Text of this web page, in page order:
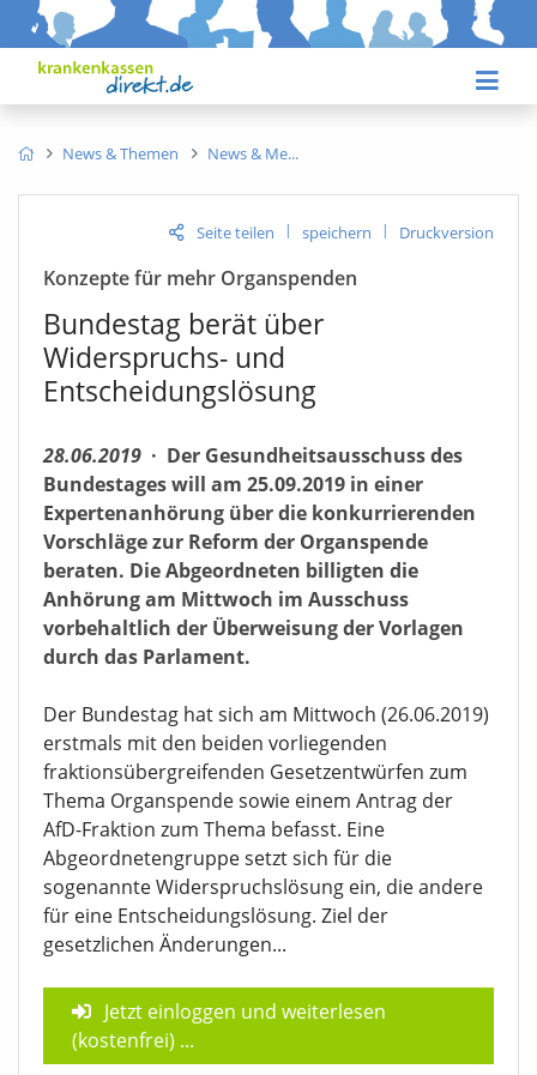
News & Themen News & Me
Seite teilen | speichern | Druckversion
Konzepte für mehr Organspenden
Bundestag berät über
Widerspruchs- und
Entscheidungslösung
28.06.2019 · Der Gesundheitsausschuss des
Bundestages will am 25.09.2019 in einer
Expertenanhörung über die konkurrierenden
Vorschläge zur Reform der Organspende
beraten. Die Abgeordneten billigten die
Anhörung am Mittwoch im Ausschuss
vorbehaltlich der Überweisung der Vorlagen
durch das Parlament.
Der Bundestag hat sich am Mittwoch (26.06.2019)
erstmals mit den beiden vorliegenden
fraktionsübergreifenden Gesetzentwürfen zum
Thema Organspende sowie einem Antrag der
AfD-Fraktion zum Thema befasst. Eine
Abgeordnetengruppe setzt sich für die
sogenannte Widerspruchslösung ein, die andere
für eine Entscheidungslösung. Ziel der
gesetzlichen Änderungen...
Jetzt einloggen und weiterlesen
(kostenfrei) ...